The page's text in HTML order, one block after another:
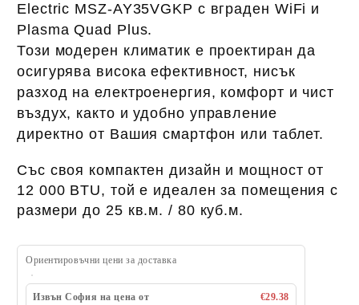
Electric MSZ-AY35VGKP с вграден WiFi и
Plasma Quad Plus.
Този модерен климатик е проектиран да
осигурява висока ефективност, нисък
разход на електроенергия, комфорт и чист
въздух, както и удобно управление
директно от Вашия смартфон или таблет.
Със своя компактен дизайн и мощност от
12 000 BTU, той е идеален за помещения с
размеридо 25 кв.м. / 80 куб.м.
Ориентировъчни цени за доставка
Извън София на цена от
€29.38